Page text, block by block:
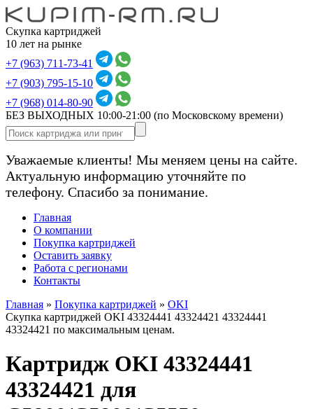
Скупка картриджей
10 лет на рынке
+7 (963) 711-73-41
+7 (903) 795-15-10
+7 (968) 014-80-90
БЕЗ ВЫХОДНЫХ 10:00-21:00 (по Московскому времени)
Уважаемые клиенты! Мы меняем цены на сайте.
Актуальную информацию уточняйте по
телефону. Спасибо за понимание.
Главная
О компании
Покупка картриджей
Оставить заявку
Работа с регионами
Контакты
Главная » Покупка картриджей » OKI
Скупка картриджей OKI 43324441 43324421 43324441
43324421 по максимальным ценам.
Картридж OKI 43324441
43324421 для